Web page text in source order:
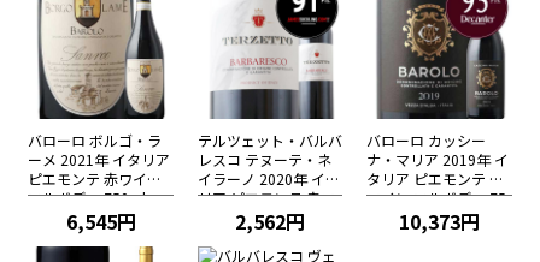
バローロ ボルゴ・ラ
ーメ 2021年 イタリア
ピエモンテ 赤ワイン
フルボディ 750ml
6,545円
テルツェット・バルバ
レスコ テヌーテ・ネ
イラーノ 2020年 イタ
リア ピエモンテ 赤ワ
イン フルボディ 750
2,562円
バローロ カッシー
ナ・マリア 2019年 イ
タリア ピエモンテ 赤
ワイン フルボディ 75
10,373円